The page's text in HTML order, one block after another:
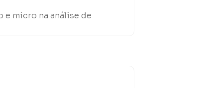
e micro na análise de